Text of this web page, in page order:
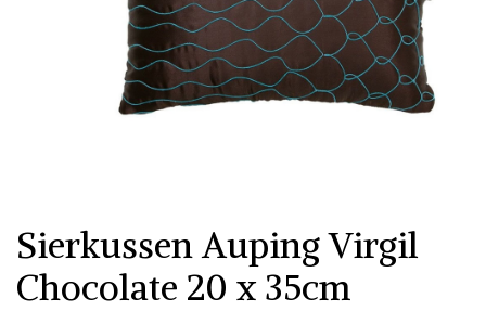
Sierkussen Auping Virgil
Chocolate 20 x 35cm